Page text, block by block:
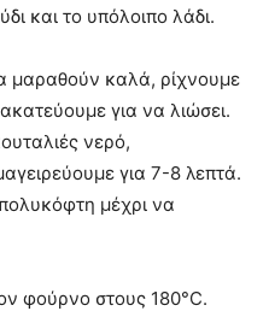
και το υπόλοιπο λάδι.
μαραθούν καλά, ρίχνουμε
για να λιώσει.
νερό,
για 7-8 λεπτά.
μέχρι να
φούρνο στους 180°C.